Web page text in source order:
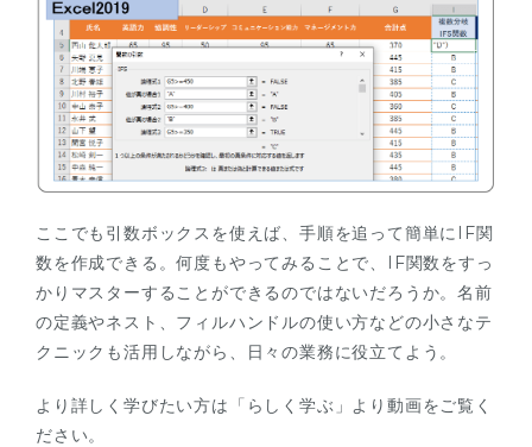
ここでも引数ボックスを使えば、手順を追って簡単にIF関
数を作成できる。何度もやってみることで、IF関数をすっ
かりマスターすることができるのではないだろうか。名前
の定義やネスト、フィルハンドルの使い方などの小さなテ
クニックも活用しながら、日々の業務に役立てよう。
より詳しく学びたい方は「らしく学ぶ」より動画をご覧く
ださい。